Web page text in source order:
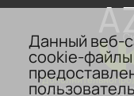
Дополнительно
О компании
Данный веб-
cookie-файлы